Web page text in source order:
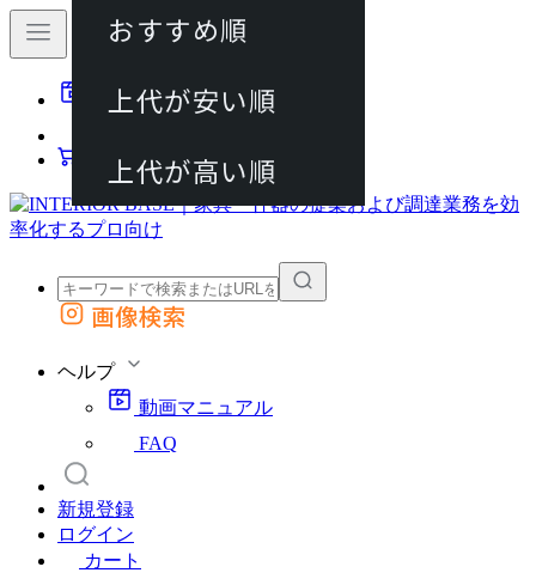
動画マニュアル
カート
外部サイトの商品をカートに追加
画像検索
ヘルプ
動画マニュアル
FAQ
新規登録
ログイン
カート
おすすめ順
上代が安い順
上代が高い順